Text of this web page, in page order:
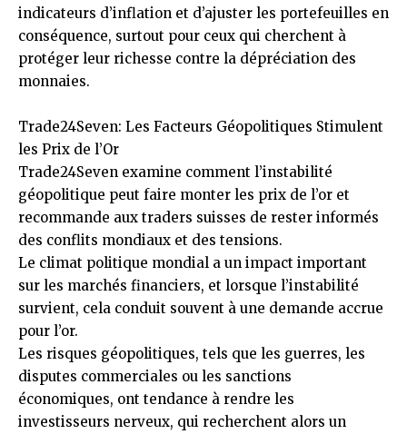
indicateurs d’inflation et d’ajuster les portefeuilles en
conséquence, surtout pour ceux qui cherchent à
protéger leur richesse contre la dépréciation des
monnaies.
Trade24Seven: Les Facteurs Géopolitiques Stimulent
les Prix de l’Or
Trade24Seven examine comment l’instabilité
géopolitique peut faire monter les prix de l’or et
recommande aux traders suisses de rester informés
des conflits mondiaux et des tensions.
Le climat politique mondial a un impact important
sur les marchés financiers, et lorsque l’instabilité
survient, cela conduit souvent à une demande accrue
pour l’or.
Les risques géopolitiques, tels que les guerres, les
disputes commerciales ou les sanctions
économiques, ont tendance à rendre les
investisseurs nerveux, qui recherchent alors un